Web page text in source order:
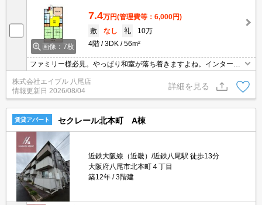
画像：7枚
7.4万円(管理費等：6,000円)
敷
なし 礼
10万
4階
3DK 56m²
ファミリー様必見。やっぱり和室が落ち着きますよね。インターネ
ット無料で使い放題。買い物便利な立地ですよ～!!。駅近くでラクラ
ク便利。現地待ち合わせ、物件ご案内可能。ぜひお問い合わせくだ
さい!。
株式会社エイブル 八尾店
情報更新日 2026/08/04
詳細を見る
賃貸アパート セクレール北本町 A棟
近鉄大阪線（近畿）/近鉄八尾駅 徒歩13分
大阪府八尾市北本町４丁目
築12年
3階建